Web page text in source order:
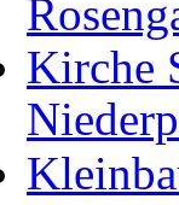
Kirche